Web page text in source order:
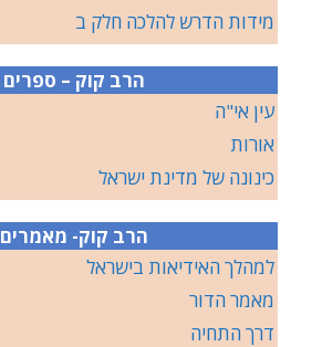
מידות הדרש להלכה חלק ב
הרב קוק – ספרים
עין אי"ה
אורות
כינונה של מדינת ישראל
הרב קוק- מאמרים
למהלך האידיאות בישראל
מאמר הדור
דרך התחיה